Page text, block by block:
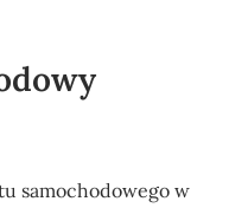
samochodowego w